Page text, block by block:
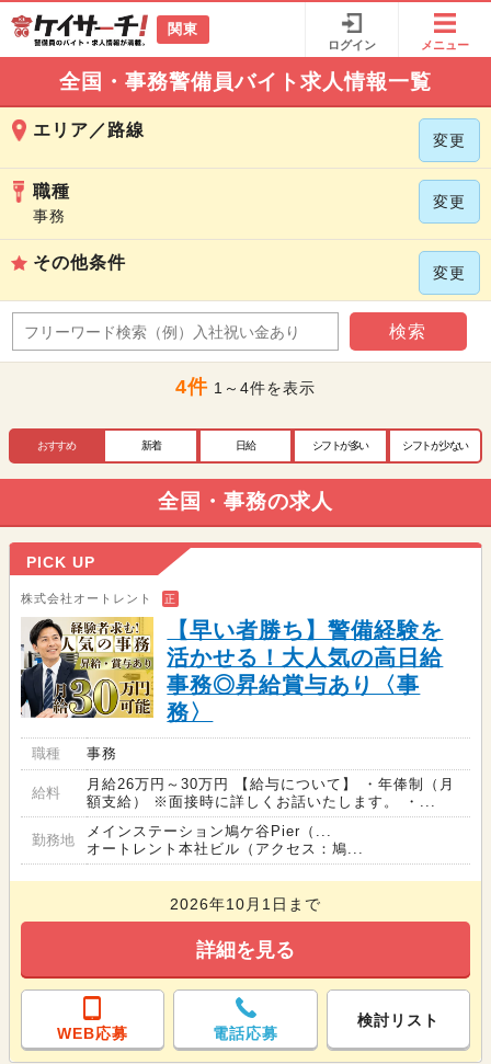
関東
ログイン メニュー
全国・事務警備員バイト求人情報一覧
エリア／路線
変更
職種
事務
変更
その他条件
変更
検索
4件 1～4件を表示
おすすめ 新着 日給 シフトが多い シフトが少ない
全国・事務の求人
PICK UP
株式会社オートレント 正
【早い者勝ち】警備経験を
活かせる！大人気の高日給
事務◎昇給賞与あり〈事
務〉
職種 事務
給料
月給26万円～30万円 【給与について】 ・年俸制（月
額支給） ※面接時に詳しくお話いたします。 ・...
勤務地
メインステーション鳩ケ谷Pier（...
オートレント本社ビル（アクセス：鳩...
2026年10月1日まで
詳細を見る
WEB応募 電話応募
検討リスト